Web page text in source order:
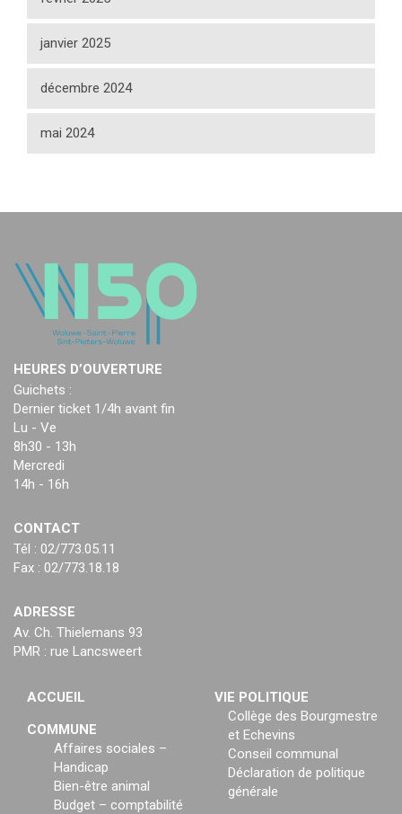
janvier 2025
décembre 2024
mai 2024
HEURES D’OUVERTURE
Guichets :
Dernier ticket 1/4h avant fin
Lu - Ve
8h30 - 13h
Mercredi
14h - 16h
CONTACT
Tél : 02/773.05.11
Fax : 02/773.18.18
ADRESSE
Av. Ch. Thielemans 93
PMR : rue Lancsweert
ACCUEIL
COMMUNE
Affaires sociales –
Handicap
Bien-être animal
Budget – comptabilité
VIE POLITIQUE
Collège des Bourgmestre
et Echevins
Conseil communal
Déclaration de politique
générale